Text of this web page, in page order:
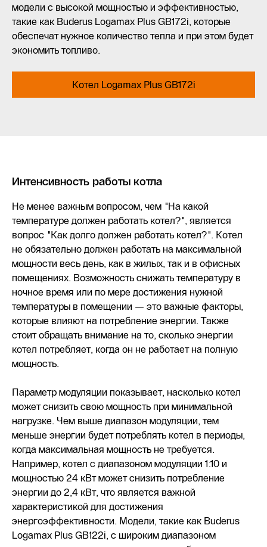
модели с высокой мощностью и эффективностью,
такие как Buderus Logamax Plus GB172i, которые
обеспечат нужное количество тепла и при этом будет
экономить топливо.
Котел Logamax Plus GB172i
Интенсивность работы котла
Не менее важным вопросом, чем "На какой
температуре должен работать котел?", является
вопрос "Как долго должен работать котел?". Котел
не обязательно должен работать на максимальной
мощности весь день, как в жилых, так и в офисных
помещениях. Возможность снижать температуру в
ночное время или по мере достижения нужной
температуры в помещении — это важные факторы,
которые влияют на потребление энергии. Также
стоит обращать внимание на то, сколько энергии
котел потребляет, когда он не работает на полную
мощность.
Параметр модуляции показывает, насколько котел
может снизить свою мощность при минимальной
нагрузке. Чем выше диапазон модуляции, тем
меньше энергии будет потреблять котел в периоды,
когда максимальная мощность не требуется.
Например, котел с диапазоном модуляции 1:10 и
мощностью 24 кВт может снизить потребление
энергии до 2,4 кВт, что является важной
характеристикой для достижения
энергоэффективности. Модели, такие как Buderus
Logamax Plus GB122i, с широким диапазоном